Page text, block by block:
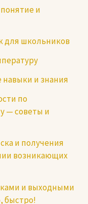
и
для школьников
и знания
по
— советы и
и получения
возникающих
и выходными
быстро!